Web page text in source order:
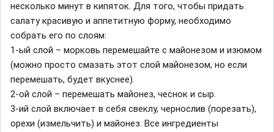
несколько минут в кипяток. Для того, чтобы придать
салату красивую и аппетитную форму, необходимо
собрать его по слоям:
1-ый слой – морковь перемешайте с майонезом и изюмом
(можно просто смазать этот слой майонезом, но если
перемешать, будет вкуснее).
2-ой слой – перемешать майонез, чеснок и сыр.
3-ий слой включает в себя свеклу, чернослив (порезать),
орехи (измельчить) и майонез. Все ингредиенты